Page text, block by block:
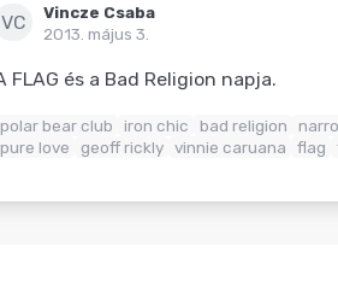
VC
Vincze Csaba
2013. május 3.
FLAG és a Bad Religion napja.
polar bear club iron chic bad religion
pure love
geoff rickly vinnie caruana flag